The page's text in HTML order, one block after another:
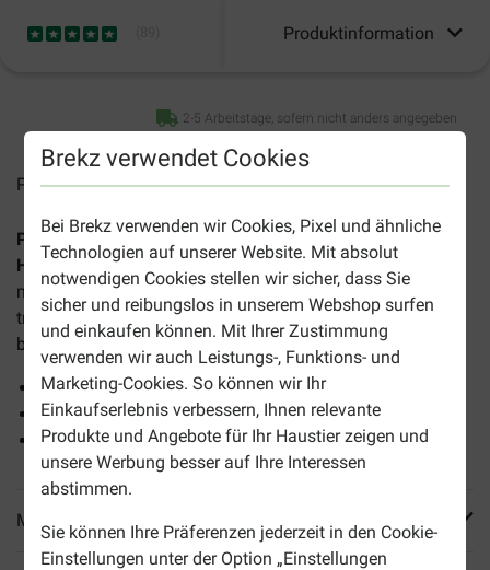
Brekz verwendet Cookies
Bei Brekz verwenden wir Cookies, Pixel und ähnliche
Technologien auf unserer Website. Mit absolut
notwendigen Cookies stellen wir sicher, dass Sie
sicher und reibungslos in unserem Webshop surfen
und einkaufen können. Mit Ihrer Zustimmung
verwenden wir auch Leistungs-, Funktions- und
Marketing-Cookies. So können wir Ihr
Einkaufserlebnis verbessern, Ihnen relevante
Produkte und Angebote für Ihr Haustier zeigen und
unsere Werbung besser auf Ihre Interessen
abstimmen.
Sie können Ihre Präferenzen jederzeit in den Cookie-
Einstellungen unter der Option „Einstellungen
Produktinformation
2-5 Arbeitstage, sofern nicht anders angegeben
Preise inkl. MwSt zzgl.Versandkosten
Pro Plan Medium Adult Sensitive Digestion mit Lamm
Hundefutterist ein Nahrungsmittel für mittelgroße Hunde
mit empfindlicher Verdauung. Die Präbiotika im Futter
tragen zu einem besseren Gleichgewicht in der Darmflora
bei.
Unterstützt die Darmflora mit Präbiotika
Leicht verdaulich
Komplettnahrung für mittelgroße Hunde
Mehr Produktinfos